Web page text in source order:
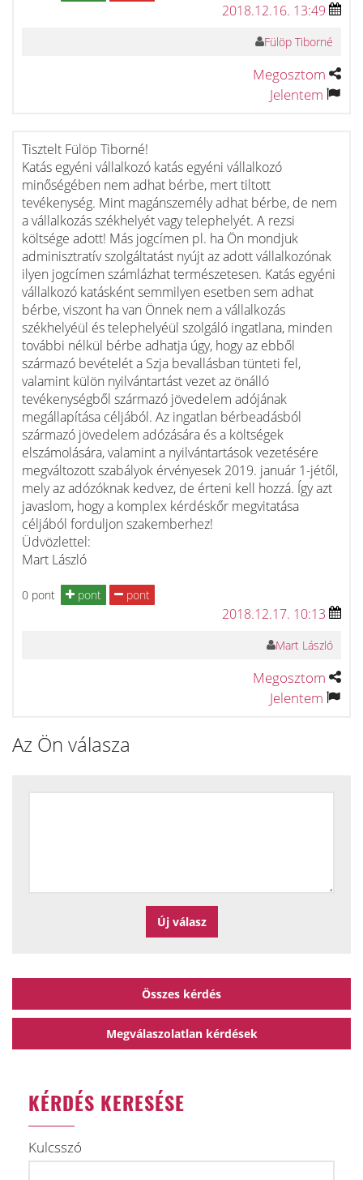
2018.12.16. 13:49
Fülöp Tiborné
Megosztom
Jelentem
Tisztelt Fülöp Tiborné!
Katás egyéni vállalkozó katás egyéni vállalkozó
minőségében nem adhat bérbe, mert tiltott
tevékenység. Mint magánszemély adhat bérbe, de nem
a vállalkozás székhelyét vagy telephelyét. A rezsi
költsége adott! Más jogcímen pl. ha Ön mondjuk
adminisztratív szolgáltatást nyújt az adott vállalkozónak
ilyen jogcímen számlázhat természetesen. Katás egyéni
vállalkozó katásként semmilyen esetben sem adhat
bérbe, viszont ha van Önnek nem a vállalkozás
székhelyéül és telephelyéül szolgáló ingatlana, minden
további nélkül bérbe adhatja úgy, hogy az ebből
származó bevételét a Szja bevallásban tünteti fel,
valamint külön nyilvántartást vezet az önálló
tevékenységből származó jövedelem adójának
megállapítása céljából. Az ingatlan bérbeadásból
származó jövedelem adózására és a költségek
elszámolására, valamint a nyilvántartások vezetésére
megváltozott szabályok érvényesek 2019. január 1-jétől,
mely az adózóknak kedvez, de érteni kell hozzá. Így azt
javaslom, hogy a komplex kérdéskőr megvitatása
céljából forduljon szakemberhez!
Üdvözlettel:
Mart László
0 pont pont pont
2018.12.17. 10:13
Mart László
Megosztom
Jelentem
Az Ön válasza
Összes kérdés
Megválaszolatlan kérdések
KÉRDÉS KERESÉSE
Kulcsszó